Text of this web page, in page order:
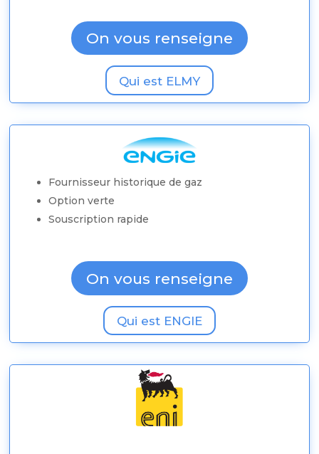
On vous renseigne
Qui est ELMY
Fournisseur historique de gaz
Option verte
Souscription rapide
On vous renseigne
Qui est ENGIE